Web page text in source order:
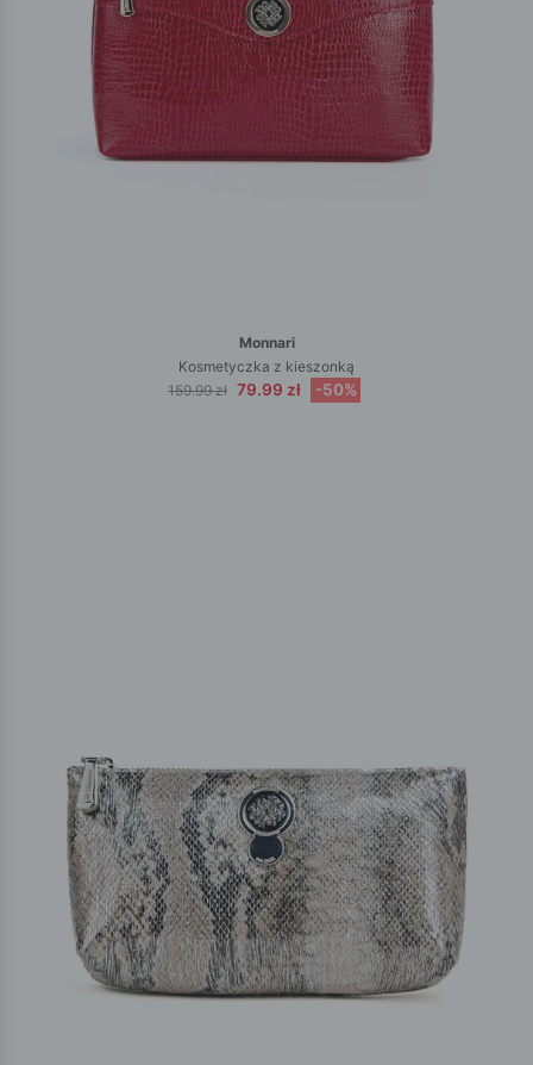
Monnari
Kosmetyczka z kieszonką
159.99 zł 79.99 zł -50%